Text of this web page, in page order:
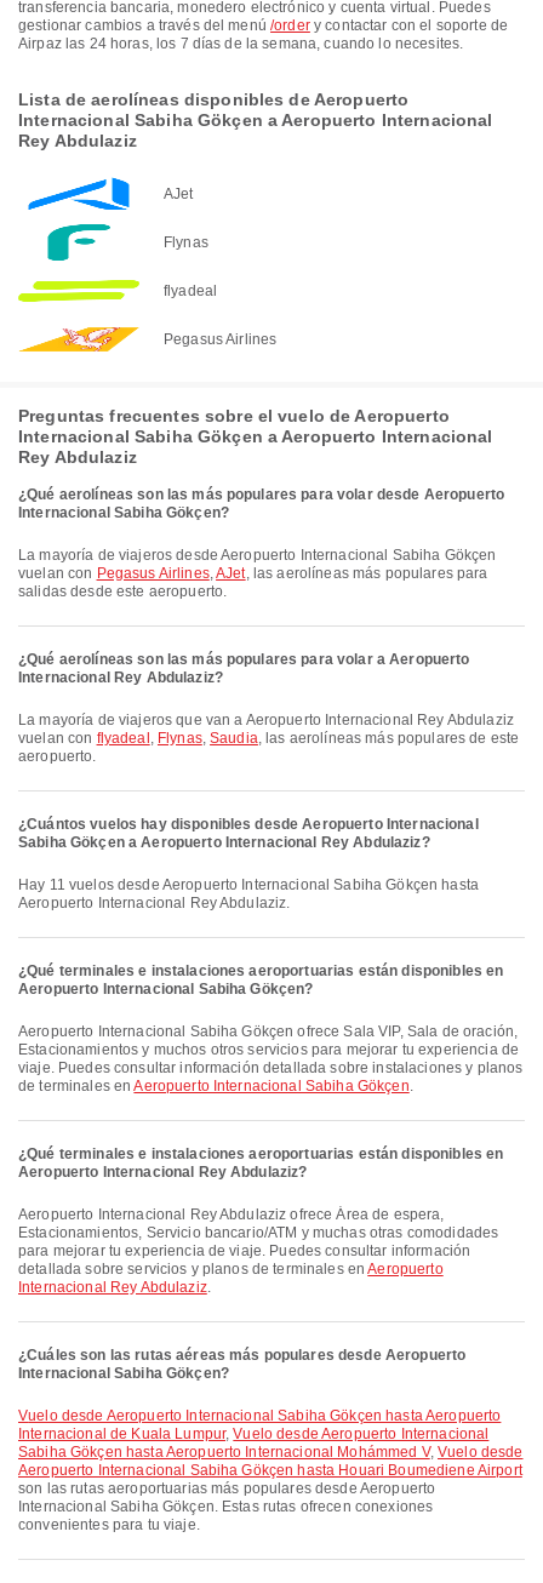
transferencia bancaria, monedero electrónico y cuenta virtual. Puedes
gestionar cambios a través del menú/ordery contactar con el soporte de
Airpaz las 24 horas, los 7 días de la semana, cuando lo necesites.
Lista de aerolíneas disponibles de Aeropuerto
Internacional Sabiha Gökçen a Aeropuerto Internacional
Rey Abdulaziz
AJet
Flynas
flyadeal
Pegasus Airlines
Preguntas frecuentes sobre el vuelo de Aeropuerto
Internacional Sabiha Gökçen a Aeropuerto Internacional
Rey Abdulaziz
¿Qué aerolíneas son las más populares para volar desde Aeropuerto
Internacional Sabiha Gökçen?
La mayoría de viajeros desde Aeropuerto Internacional Sabiha Gökçen
vuelan con Pegasus Airlines,AJet, las aerolíneas más populares para
salidas desde este aeropuerto.
¿Qué aerolíneas son las más populares para volar a Aeropuerto
Internacional Rey Abdulaziz?
La mayoría de viajeros que van a Aeropuerto Internacional Rey Abdulaziz
vuelan con flyadeal , Flynas,Saudia, las aerolíneas más populares de este
aeropuerto.
¿Cuántos vuelos hay disponibles desde Aeropuerto Internacional
Sabiha Gökçen a Aeropuerto Internacional Rey Abdulaziz?
Hay 11 vuelos desde Aeropuerto Internacional Sabiha Gökçen hasta
Aeropuerto Internacional Rey Abdulaziz.
¿Qué terminales e instalaciones aeroportuarias están disponibles en
Aeropuerto Internacional Sabiha Gökçen?
Aeropuerto Internacional Sabiha Gökçen ofrece Sala VIP, Sala de oración,
Estacionamientos y muchos otros servicios para mejorar tu experiencia de
viaje. Puedes consultar información detallada sobre instalaciones y planos
de terminales enAeropuerto Internacional Sabiha Gökçen.
¿Qué terminales e instalaciones aeroportuarias están disponibles en
Aeropuerto Internacional Rey Abdulaziz?
Aeropuerto Internacional Rey Abdulaziz ofrece Área de espera,
Estacionamientos, Servicio bancario/ATM y muchas otras comodidades
para mejorar tu experiencia de viaje. Puedes consultar información
detallada sobre servicios y planos de terminales enAeropuerto
Internacional Rey Abdulaziz.
¿Cuáles son las rutas aéreas más populares desde Aeropuerto
Internacional Sabiha Gökçen?
Vuelo desde Aeropuerto Internacional Sabiha Gökçen hasta Aeropuerto
Internacional de Kuala Lumpur,Vuelo desde Aeropuerto Internacional
Sabiha Gökçen hasta Aeropuerto Internacional Mohámmed V, Vuelo desde
Aeropuerto Internacional Sabiha Gökçen hasta Houari Boumediene Airport
son las rutas aeroportuarias más populares desde Aeropuerto
Internacional Sabiha Gökçen. Estas rutas ofrecen conexiones
convenientes para tu viaje.